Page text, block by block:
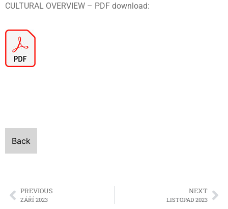
CULTURAL OVERVIEW – PDF download:
Back
PREVIOUS
ZÁŘÍ 2023
NEXT
LISTOPAD 2023